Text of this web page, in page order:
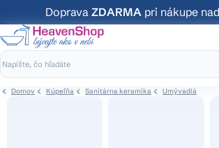
na
obsah
Doprava ZDARMA pri nákupe
Domov Kúpeľňa Sanitárna keramika Umývadlá